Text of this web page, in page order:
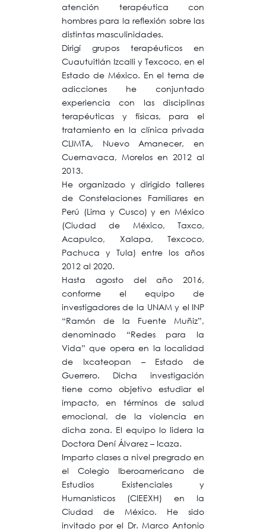
atención terapéutica con
hombres para la reflexión sobre las
distintas masculinidades.
Dirigí grupos terapéuticos en
Cuautuitlán Izcalli y Texcoco, en el
Estado de México. En el tema de
adicciones he conjuntado
experiencia con las disciplinas
terapéuticas y físicas, para el
tratamiento en la clínica privada
CLIMTA, Nuevo Amanecer, en
Cuernavaca, Morelos en 2012 al
2013.
He organizado y dirigido talleres
de Constelaciones Familiares en
Perú (Lima y Cusco) y en México
(Ciudad de México, Taxco,
Acapulco, Xalapa, Texcoco,
Pachuca y Tula) entre los años
2012 al 2020.
Hasta agosto del año 2016,
conforme el equipo de
investigadores de la UNAM y el INP
“Ramón de la Fuente Muñiz”,
denominado “Redes para la
Vida” que opera en la localidad
de Ixcateopan – Estado de
Guerrero. Dicha investigación
tiene como objetivo estudiar el
impacto, en términos de salud
emocional, de la violencia en
dicha zona. El equipo lo lidera la
Doctora Dení Álvarez – Icaza.
Imparto clases a nivel pregrado en
el Colegio Iberoamericano de
Estudios Existenciales y
Humanisticos (CIEEXH) en la
Ciudad de México. He sido
invitado por el Dr. Marco Antonio